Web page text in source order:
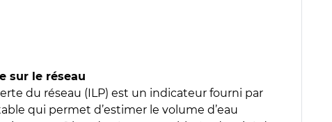
sur le réseau
du réseau (ILP) est un indicateur fourni par
qui permet d’estimer le volume d’eau